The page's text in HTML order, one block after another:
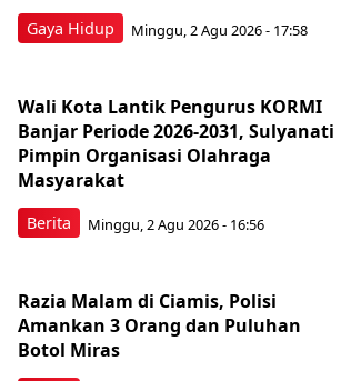
Gaya Hidup Minggu, 2 Agu 2026 - 17:58
Berita
Wali Kota Lantik Pengurus KORMI
Banjar Periode 2026-2031, Sulyanati
Pimpin Organisasi Olahraga
Masyarakat
Minggu, 2 Agu 2026 - 16:56
Razia Malam di Ciamis, Polisi
Amankan 3 Orang dan Puluhan
Botol Miras